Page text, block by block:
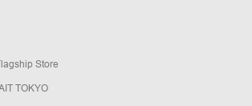
Store
TOKYO